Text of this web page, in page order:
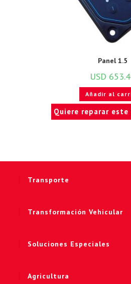
Panel 1.5
USD
Añadir al
Quiere reparar
Transporte
Transformación Vehicular
Soluciones Especiales
Agricultura